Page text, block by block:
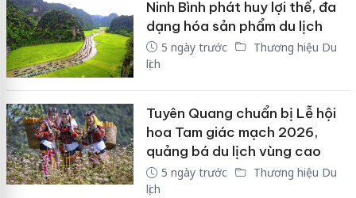
Ninh Bình phát huy lợi thế, đa
dạng hóa sản phẩm du lịch
5 ngày trước
Thương hiệu Du
lịch
Tuyên Quang chuẩn bị Lễ hội
hoa Tam giác mạch 2026,
quảng bá du lịch vùng cao
5 ngày trước
Thương hiệu Du
lịch